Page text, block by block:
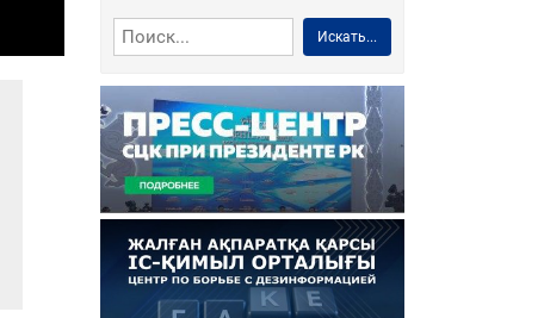
Искать...